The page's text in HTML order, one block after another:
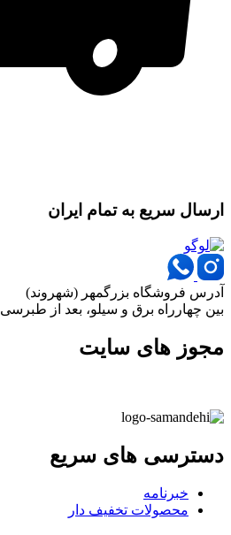
ارسال سریع به تمام ایران
آدرس فروشگاه بزرگمهر (شهروند)
بین چهارراه برق و سیلو، بعد از طبرسی ۳۴
مجوز های سایت
دسترسی های سریع
خبرنامه
محصولات تخفیف دار